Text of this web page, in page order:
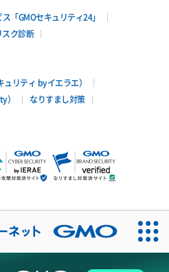
「GMOセキュリティ24」
ク診断
リティ byイエラエ）
）
なりすまし対策